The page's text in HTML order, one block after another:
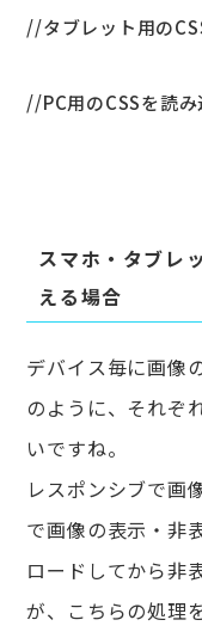
スマホ・タブレ
える場合
デバイス毎に画像
のように、それぞ
いですね。
レスポンシブで画
で画像の表示・非
ロードしてから非
が、こちらの処理